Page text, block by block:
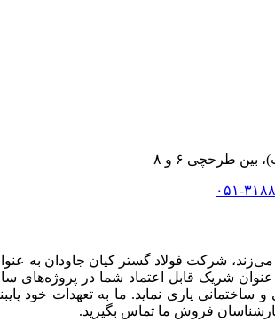
طرحچی ۶ و ۸
شرکت فولاد گستر کیان جاودان به
شریک قابل اعتماد شما در پروژه‌های
ساختمانی یاری نماید. ما به تعهدات خود
فروش ما تماس بگیرید.